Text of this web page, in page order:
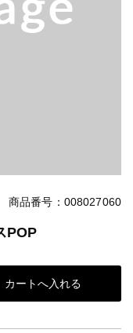
商品番号：008027060
POP